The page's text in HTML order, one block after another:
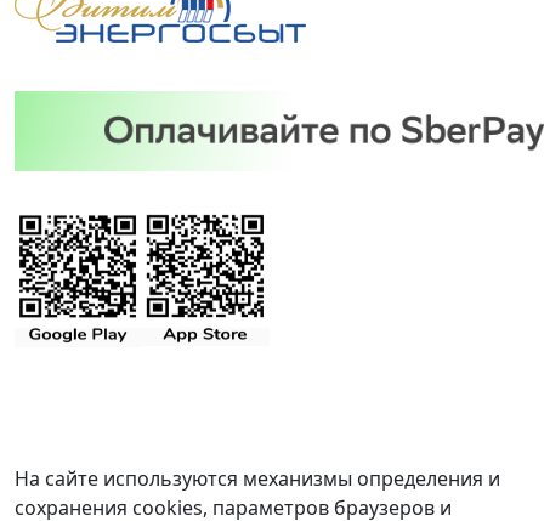
На сайте используются механизмы определения и
сохранения cookies, параметров браузеров и